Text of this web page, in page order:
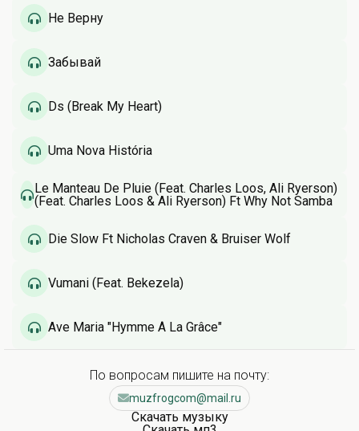
Не Верну
Забывай
Ds (Break My Heart)
Uma Nova História
Le Manteau De Pluie (Feat. Charles Loos, Ali Ryerson)
(Feat. Charles Loos & Ali Ryerson) Ft Why Not Samba
Die Slow Ft Nicholas Craven & Bruiser Wolf
Vumani (Feat. Bekezela)
Ave Maria "Hymme À La Grâce"
По вопросам пишите на почту:
muzfrogcom@mail.ru
Скачать музыку